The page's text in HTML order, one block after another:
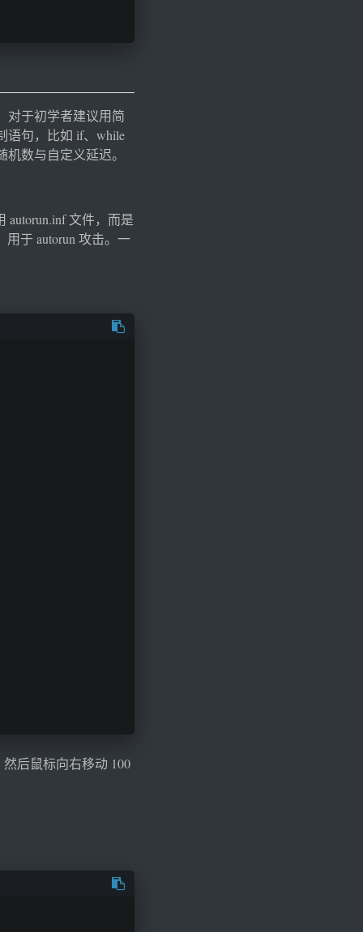
对于初学者建议用简
语句，比如 if、while
数与自定义延迟。
autorun.inf 文件，而是
于 autorun 攻击。一
后鼠标向右移动 100